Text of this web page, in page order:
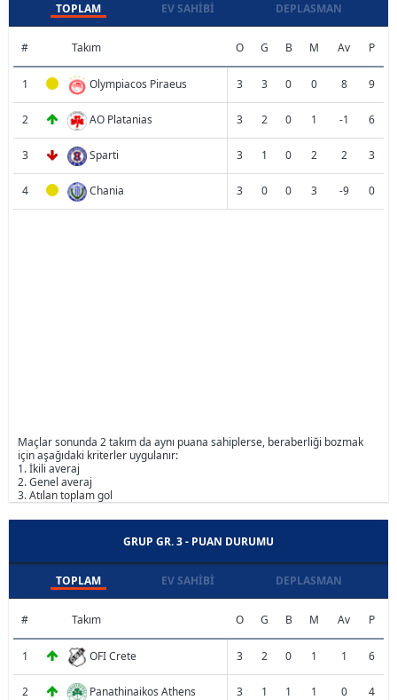
TOPLAM EV SAHIBI DEPLASMAN
# Takım O G B M Av P
1 Olympiacos Piraeus 3 3 0 0 8 9
2 AO Platanias 3 2 0 1 -1 6
3 Sparti 3 1 0 2 2 3
4 Chania 3 0 0 3 -9 0
Maçlar sonunda 2 takım da aynı puana sahiplerse, beraberliği bozmak
için aşağıdaki kriterler uygulanır:
1. İkili averaj
2. Genel averaj
3. Atılan toplam gol
GRUP GR. 3 - PUAN DURUMU
TOPLAM EV SAHIBI DEPLASMAN
# Takım O G B M Av P
1 OFI Crete 3 2 0 1 1 6
2 Panathinaikos Athens 3 1 1 1 0 4